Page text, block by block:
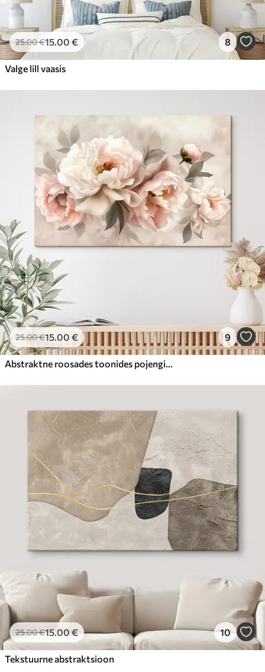
25.00€15.00 € 8
Valge lill vaasis
25.00€15.00 € 9
Abstraktne roosades toonides pojengide kimp
25.00€15.00€ 10
Tekstuurne abstraktsioon